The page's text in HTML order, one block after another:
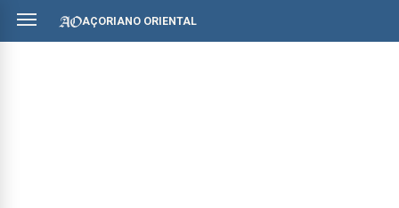
AÇORIANO ORIENTAL